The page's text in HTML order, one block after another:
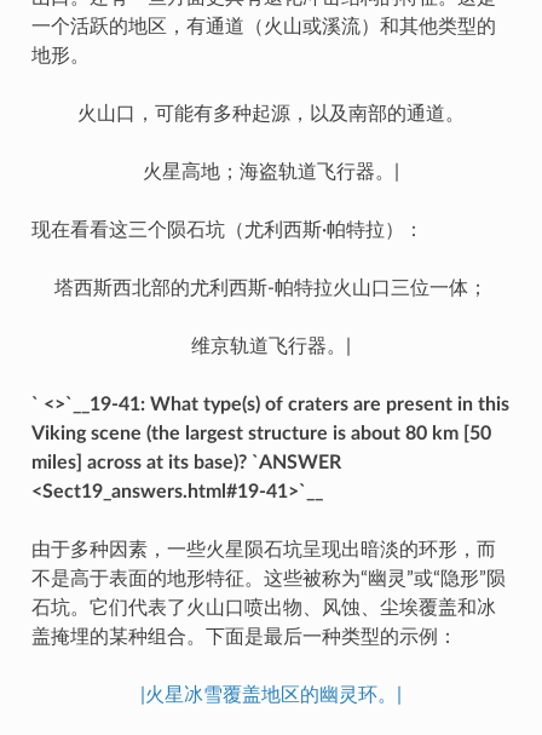
一个活跃的地区，有通道（火山或溪流）和其他类型的
地形。
火山口，可能有多种起源，以及南部的通道。
火星高地；海盗轨道飞行器。|
现在看看这三个陨石坑（尤利西斯·帕特拉）：
塔西斯西北部的尤利西斯-帕特拉火山口三位一体；
维京轨道飞行器。|
` <>`__19-41: What type(s) of craters are present in this
Viking scene (the largest structure is about 80 km [50
miles] across at its base)? `ANSWER
<Sect19_answers.html#19-41>`__
由于多种因素，一些火星陨石坑呈现出暗淡的环形，而
不是高于表面的地形特征。这些被称为“幽灵”或“隐形”陨
石坑。它们代表了火山口喷出物、风蚀、尘埃覆盖和冰
盖掩埋的某种组合。下面是最后一种类型的示例：
|火星冰雪覆盖地区的幽灵环。|